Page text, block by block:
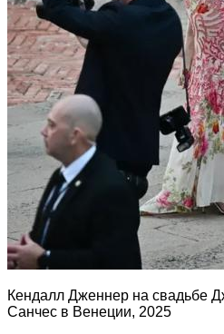
Кендалл Дженнер на свадьбе
Санчес в Венеции, 2025